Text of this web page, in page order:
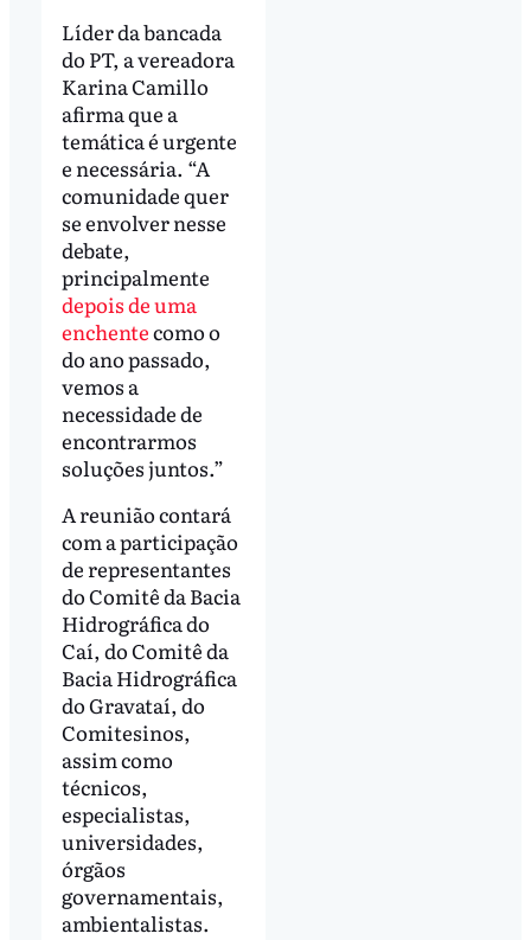
Líder da bancada
do PT, a vereadora
Karina Camillo
afirma que a
temática é urgente
e necessária. “A
comunidade quer
se envolver nesse
debate,
principalmente
depois de uma
enchentecomo o
do ano passado,
vemos a
necessidade de
encontrarmos
soluções juntos.”
A reunião contará
com a participação
de representantes
do Comitê da Bacia
Hidrográfica do
Caí, do Comitê da
Bacia Hidrográfica
do Gravataí, do
Comitesinos,
assim como
técnicos,
especialistas,
universidades,
órgãos
governamentais,
ambientalistas.